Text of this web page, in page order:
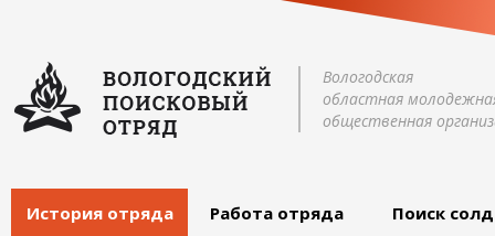
Вологодская
областная
общественная
История отряда Работа отряда Поиск